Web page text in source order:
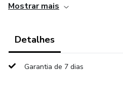
Mostrar mais
Detalhes
Garantia de 7 dias